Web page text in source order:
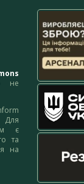
не
Для
є
та
на